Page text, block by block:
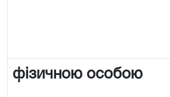
фізичною особою